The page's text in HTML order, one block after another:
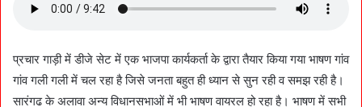
प्रचार गाड़ी में डीजे सेट में एक भाजपा कार्यकर्ता के द्वारा तैयार किया गया भाषण गांव
गांव गली गली में चल रहा है जिसे जनता बहुत ही ध्यान से सुन रही व समझ रही है।
सारंगढ के अलावा अन्य विधानसभाओं में भी भाषण वायरल हो रहा है। भाषण में सभी